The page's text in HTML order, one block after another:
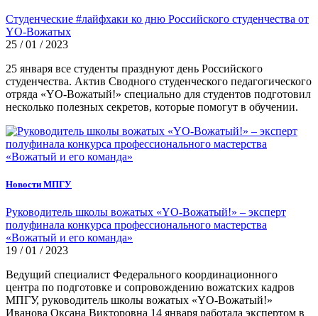
Студенческие #лайфхаки ко дню Российского студенчества от
YO-Вожатых
25 / 01 / 2023
25 января все студенты празднуют день Российского
студенчества. Актив Сводного студенческого педагогического
отряда «YO-Вожатый!» специально для студентов подготовил
несколько полезных секретов, которые помогут в обучении.
Новости МПГУ
Руководитель школы вожатых «YO-Вожатый!» – эксперт
полуфинала конкурса профессионального мастерства
«Вожатый и его команда»
19 / 01 / 2023
Ведущий специалист Федерального координационного
центра по подготовке и сопровождению вожатских кадров
МПГУ, руководитель школы вожатых «YO-Вожатый!»
Иванова Оксана Викторовна 14 января работала экспертом в